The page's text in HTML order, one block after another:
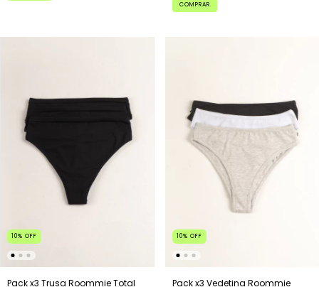
COMPRAR
10% OFF
Pack x3 Trusa Roommie Total
10% OFF
Pack x3 Vedetina Roommie